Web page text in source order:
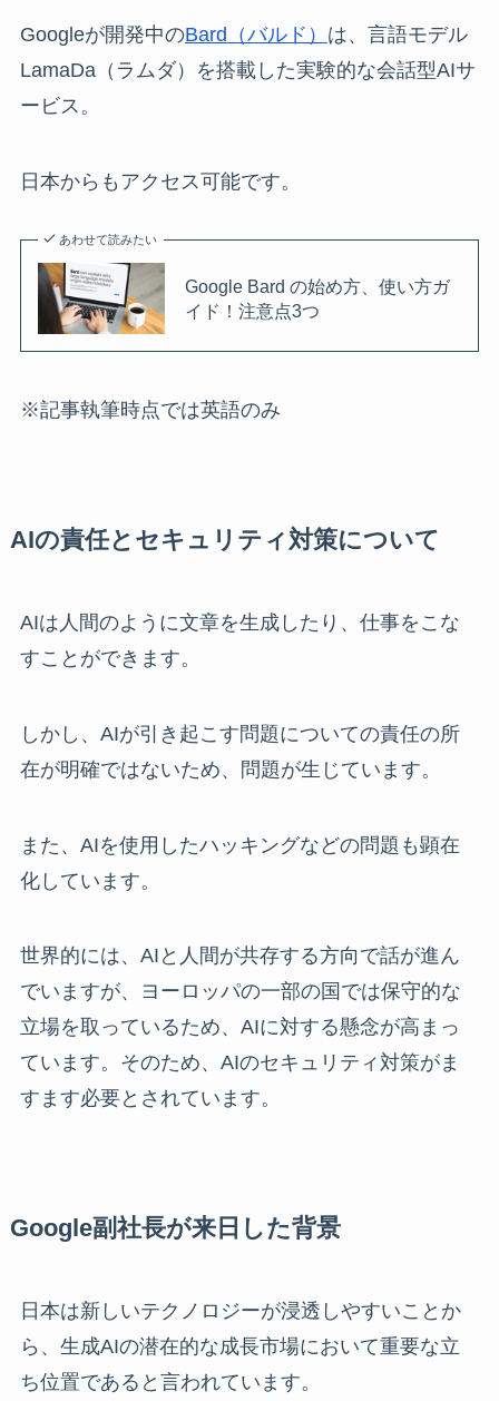
Googleが開発中のBard（バルド） は、言語モデル
LamaDa（ラムダ）を搭載した実験的な会話型AIサ
ービス。
日本からもアクセス可能です。
あわせて読みたい
Google Bard の始め方、使い方ガ
イド！注意点3つ
※記事執筆時点では英語のみ
AIの責任とセキュリティ対策について
AIは人間のように文章を生成したり、仕事をこな
すことができます。
しかし、AIが引き起こす問題についての責任の所
在が明確ではないため、問題が生じています。
また、AIを使用したハッキングなどの問題も顕在
化しています。
世界的には、AIと人間が共存する方向で話が進ん
でいますが、ヨーロッパの一部の国では保守的な
立場を取っているため、AIに対する懸念が高まっ
ています。そのため、AIのセキュリティ対策がま
すます必要とされています。
Google副社長が来日した背景
日本は新しいテクノロジーが浸透しやすいことか
ら、生成AIの潜在的な成長市場において重要な立
ち位置であると言われています。